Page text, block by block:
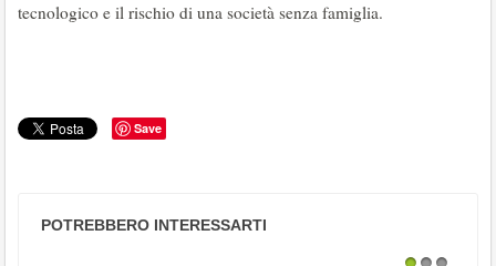
tecnologico e il rischio di una società senza famiglia.
Save
POTREBBERO INTERESSARTI